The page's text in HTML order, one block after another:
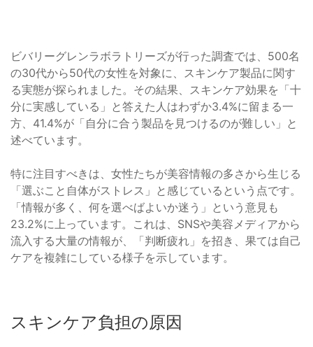
ビバリーグレンラボラトリーズが行った調査では、500名
の30代から50代の女性を対象に、スキンケア製品に関す
る実態が探られました。その結果、スキンケア効果を「十
分に実感している」と答えた人はわずか3.4%に留まる一
方、41.4%が「自分に合う製品を見つけるのが難しい」と
述べています。
特に注目すべきは、女性たちが美容情報の多さから生じる
「選ぶこと自体がストレス」と感じているという点です。
「情報が多く、何を選べばよいか迷う」という意見も
23.2%に上っています。これは、SNSや美容メディアから
流入する大量の情報が、「判断疲れ」を招き、果ては自己
ケアを複雑にしている様子を示しています。
スキンケア負担の原因